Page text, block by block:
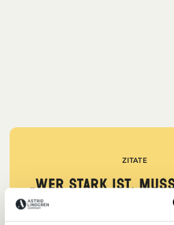
ZITATE
„Wer stark ist,